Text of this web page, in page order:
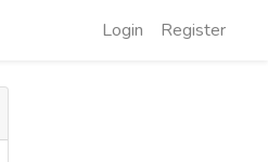
Login Register